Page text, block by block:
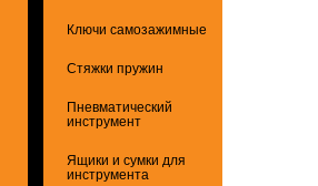
Ключи самозажимные
Стяжки пружин
Пневматический
инструмент
Ящики и сумки для
инструмента